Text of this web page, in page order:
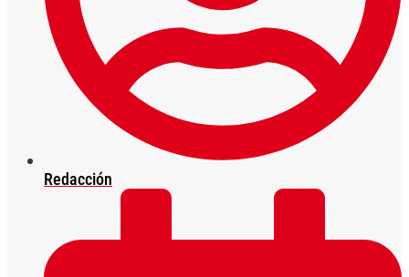
Redacción